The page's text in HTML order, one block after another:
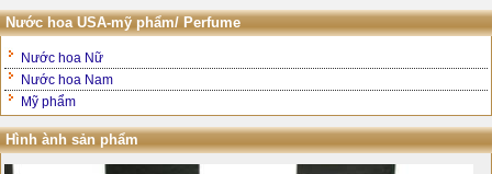
Nước hoa USA-mỹ phẩm/ Perfume
Nước hoa Nữ
Nước hoa Nam
Mỹ phẩm
Hình ành sản phẩm